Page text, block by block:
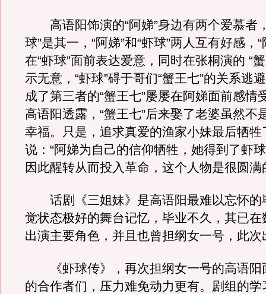
高语阳饰演的“阿娣”身边有两个爱慕者
球”是其一，“阿娣”和“虾球”两人互有好感，“
在“虾球”面前表达爱意，同时在张桐演的 “
示无意，“虾球”碍于哥们“蟹王七”的关系逃
成了第三者的“蟹王七”屡屡在阿娣面前感情
高语阳透露，“蟹王七”后来娶了老婆虽然不
幸福。只是，追求真爱的渔家小妹最后牺牲
说：“阿娣为自己的信仰牺牲，她得到了虾
因此醒转从而投入革命，这个人物是很圆满
话剧《三姐妹》是高语阳最难以忘怀的
觉状态极好的舞台记忆，毕业不久，其已在
出演主要角色，并且也曾担纲女一号，此次
《虾球传》，再次担纲女一号的高语阳
的合作者们，压力难免动力更有。剧组的学